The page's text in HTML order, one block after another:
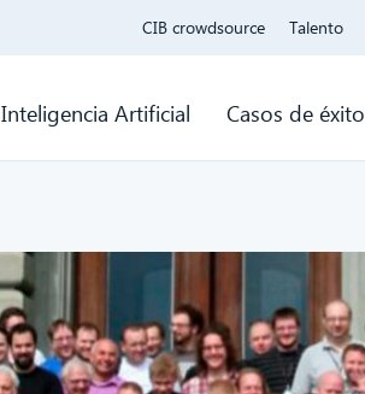
CIB crowdsource Talento
Inteligencia Artificial Casos de éxito